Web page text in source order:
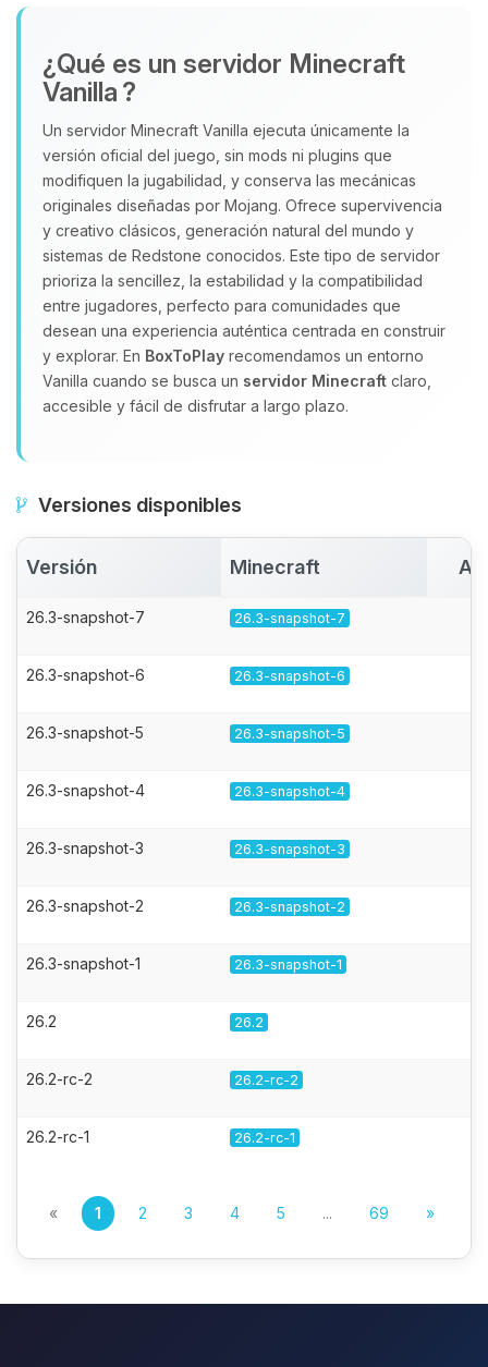
¿Qué es un servidor Minecraft
Vanilla ?
Un servidor Minecraft Vanilla ejecuta únicamente la
versión oficial del juego, sin mods ni plugins que
modifiquen la jugabilidad, y conserva las mecánicas
originales diseñadas por Mojang. Ofrece supervivencia
y creativo clásicos, generación natural del mundo y
sistemas de Redstone conocidos. Este tipo de servidor
prioriza la sencillez, la estabilidad y la compatibilidad
entre jugadores, perfecto para comunidades que
desean una experiencia auténtica centrada en construir
y explorar. En BoxToPlay recomendamos un entorno
Vanilla cuando se busca un servidor Minecraft claro,
accesible y fácil de disfrutar a largo plazo.
Versiones disponibles
Versión Minecraft
26.3-snapshot-7 26.3-snapshot-7
26.3-snapshot-6 26.3-snapshot-6
26.3-snapshot-5 26.3-snapshot-5
26.3-snapshot-4 26.3-snapshot-4
26.3-snapshot-3 26.3-snapshot-3
26.3-snapshot-2 26.3-snapshot-2
26.3-snapshot-1 26.3-snapshot-1
26.2 26.2
26.2-rc-2 26.2-rc-2
26.2-rc-1 26.2-rc-1
« 1 2 3 4 5 ... 69 »
Yupi, por fin alguien con quien
hablar! Soy Choupy, tu pequeno
asistente de BoxToPlay. Cuentame
que necesitas y moveré mis
pequenos circuitos para ayudarte.
10/08/2026 10:11